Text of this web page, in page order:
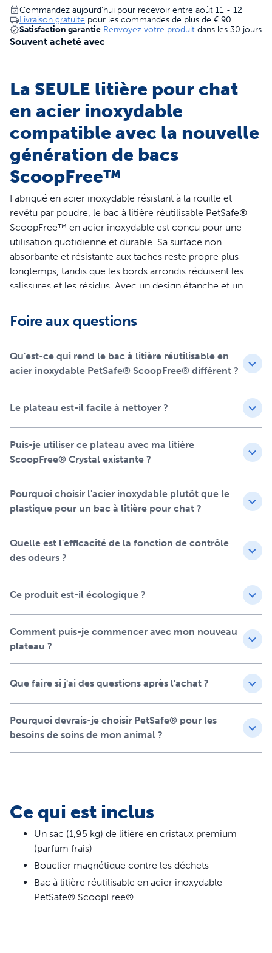
Commandez aujourd'hui pour recevoir entre août 11 - 12
Livraison gratuite pour les commandes de plus de € 90
Satisfaction garantie Renvoyez votre produit dans les 30 jours
Souvent acheté avec
La SEULE litière pour chat
en acier inoxydable
compatible avec la nouvelle
génération de bacs
ScoopFree™
Fabriqué en acier inoxydable résistant à la rouille et
revêtu par poudre, le bac à litière réutilisable PetSafe®
ScoopFree™ en acier inoxydable est conçu pour une
utilisation quotidienne et durable. Sa surface non
absorbante et résistante aux taches reste propre plus
longtemps, tandis que les bords arrondis réduisent les
salissures et les résidus. Avec un design étanche et un
hygiénique n’a jamais été aussi simple.
Caractéristiques
Compatible avec tous les systèmes de litière
ScoopFree™ Crystal – le SEUL bac à litière réutilisable
nouvelle génération de ScoopFree™ Pro et
étanche et durable
Design supérieur par rapport aux autres bacs en acier –
revêtement en poudre pour une meilleure résistance
aux rayures et à la rouille
Alternative écologique aux bacs à litière jetables pour
les litières autonettoyantes PetSafe® ScoopFree™
Crystal
Livré avec un sachet pré-dosé de litière de cristal
déchets pour enfermer les odeurs
Ne compromet pas la garantie de votre litière
ScoopFree™ Crystal
Parfaitement compatible
avec les systèmes de litière
ScoopFree™ Crystal
ScoopFree™ Crystal, ce bac réutilisable en acier
inoxydable est conçu pour s’adapter parfaitement à tous
les systèmes ScoopFree™ Crystal – et c’est le seul sur le
et ne compromet pas la garantie de votre système
ScoopFree™, vous offrant ainsi une amélioration haut de
gamme sans souci.
Foire aux questions
Qu'est-ce qui rend le bac à litière réutilisable en
acier inoxydable PetSafe® ScoopFree® différent ?
Le plateau est-il facile à nettoyer ?
Puis-je utiliser ce plateau avec ma litière
ScoopFree® Crystal existante ?
Pourquoi choisir l'acier inoxydable plutôt que le
plastique pour un bac à litière pour chat ?
Quelle est l'efficacité de la fonction de contrôle
des odeurs ?
Ce produit est-il écologique ?
Comment puis-je commencer avec mon nouveau
plateau ?
Que faire si j'ai des questions après l'achat ?
Pourquoi devrais-je choisir PetSafe® pour les
besoins de soins de mon animal ?
Ce qui est inclus
Un sac (1,95 kg) de litière en cristaux premium
(parfum frais)
Bouclier magnétique contre les déchets
Bac à litière réutilisable en acier inoxydable
PetSafe® ScoopFree®